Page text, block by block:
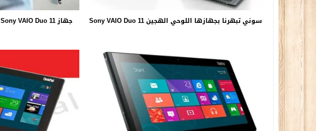
سوني تبهرنا بجهازها اللوحي الهجين Sony VAIO Duo 11 جهاز Sony VAIO Duo 11 حاسب محمول وجهاز لوحي معاً